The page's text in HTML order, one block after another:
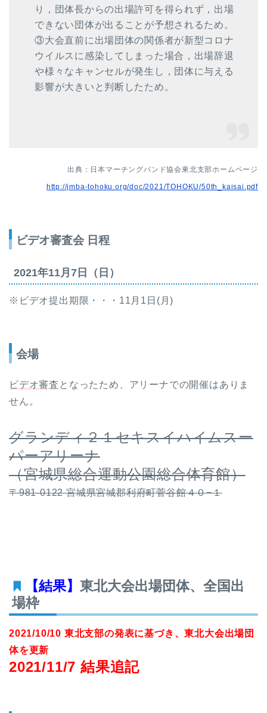
り，団体長からの出場許可を得られず，出場
できない団体が出ることが予想されるため。
③大会直前に出場団体の関係者が新型コロナ
ウイルスに感染してしまった場合，出場辞退
や様々なキャンセルが発生し，団体に与える
影響が大きいと判断したため。
出典：日本マーチングバンド協会東北支部ホームページ
http://jmba-tohoku.org/doc/2021/TOHOKU/50th_kaisai.pdf
ビデオ審査会 日程
2021年11月7日（日）
※ビデオ提出期限・・・11月1日(月)
会場
ビデオ審査 となったため、アリーナでの開催はありま
せん。
グランディ２１セキスイハイムスー
パーアリーナ
（宮城県総合運動公園総合体育館）
〒981-0122 宮城県宮城郡利府町菅谷館４０−１
【結果】 東北大会出場団体、全国出
場枠
2021/10/10 東北支部の発表に基づき、東北大会出場団
体を更新
2021/11/7 結果追記